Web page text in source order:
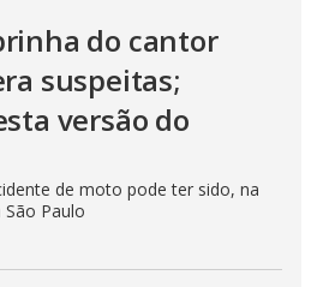
do cantor
suspeitas;
versão do
de moto pode ter sido, na
Paulo